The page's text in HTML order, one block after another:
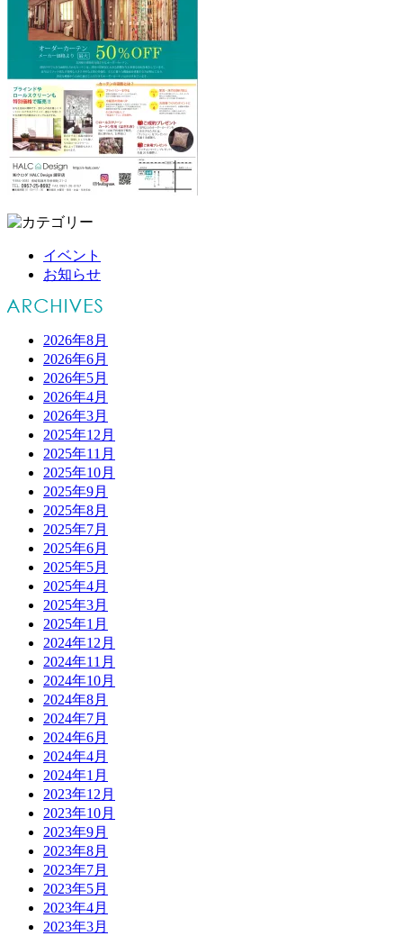
イベント
お知らせ
2026年8月
2026年6月
2026年5月
2026年4月
2026年3月
2025年12月
2025年11月
2025年10月
2025年9月
2025年8月
2025年7月
2025年6月
2025年5月
2025年4月
2025年3月
2025年1月
2024年12月
2024年11月
2024年10月
2024年8月
2024年7月
2024年6月
2024年4月
2024年1月
2023年12月
2023年10月
2023年9月
2023年8月
2023年7月
2023年5月
2023年4月
2023年3月